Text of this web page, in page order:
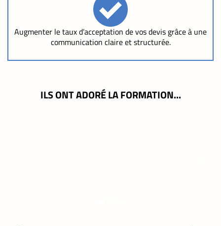
Augmenter le taux d’acceptation de vos devis grâce à une
communication claire et structurée.
ILS ONT ADORÉ LA FORMATION...